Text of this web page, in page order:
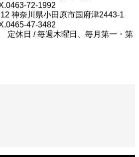
72-1992
神奈川県小田原市国府津2443-1
47-3482
定休日 / 毎週木曜日、毎月第一・第